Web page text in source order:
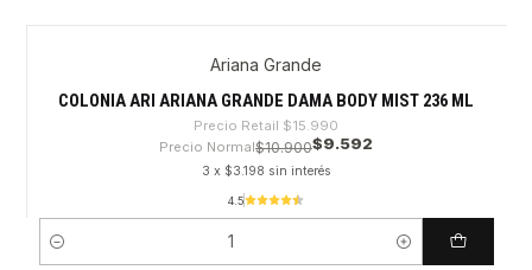
Ariana Grande
COLONIA ARI ARIANA GRANDE DAMA BODY MIST 236 ML
Precio Retail $15.990
Precio Normal$10.900$9.592
3 x $3.198 sin interés
4.5
Cantidad